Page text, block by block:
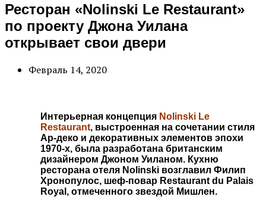
Ресторан «Nolinski Le Restaurant»
по проекту Джона Уилана
открывает свои двери
Февраль 14, 2020
Интерьерная концепция Nolinski Le
Restaurant, выстроенная на сочетании стиля
Ар-деко и декоративных элементов эпохи
1970-х, была разработана британским
дизайнером Джоном Уиланом. Кухню
ресторана отеля Nolinski возглавил Филип
Хронопулос, шеф-повар Restaurant du Palais
Royal, отмеченного звездой Мишлен.